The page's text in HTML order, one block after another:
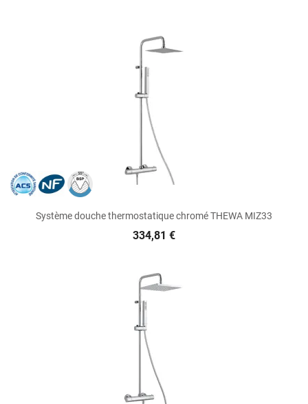
Système douche thermostatique chromé THEWA MIZ33
334,81 €